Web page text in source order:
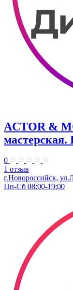
ACTOR &
0
1 отзыв
г.Новороссийск,
Пн-Сб 08:00-19:00